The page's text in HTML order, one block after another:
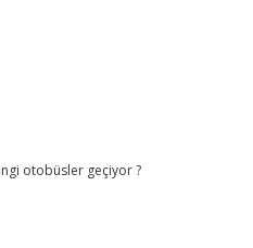
otobüsler geçiyor ?